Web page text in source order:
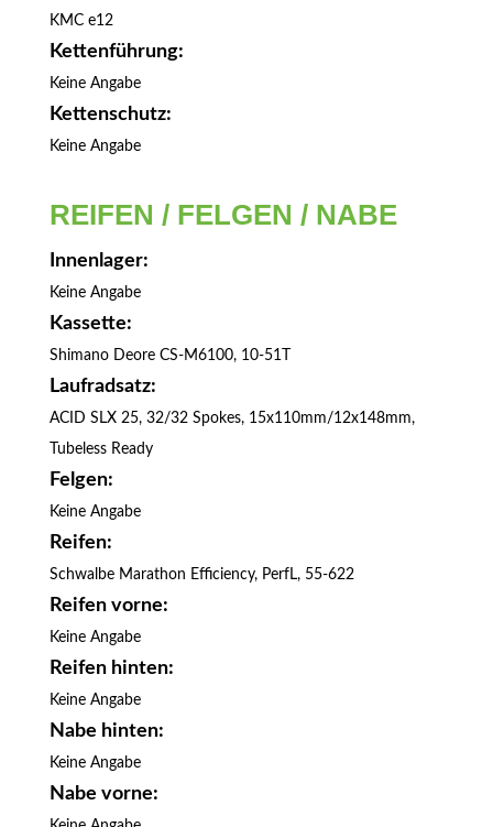
KMC e12
Kettenführung:
Keine Angabe
Kettenschutz:
Keine Angabe
REIFEN / FELGEN / NABE
Innenlager:
Keine Angabe
Kassette:
Shimano Deore CS-M6100, 10-51T
Laufradsatz:
ACID SLX 25, 32/32 Spokes, 15x110mm/12x148mm,
Tubeless Ready
Felgen:
Keine Angabe
Reifen:
Schwalbe Marathon Efficiency, PerfL, 55-622
Reifen vorne:
Keine Angabe
Reifen hinten:
Keine Angabe
Nabe hinten:
Keine Angabe
Nabe vorne: